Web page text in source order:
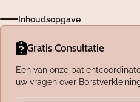
Inhoudsopgave
Gratis Consultatie
Een van onze
uw vragen over